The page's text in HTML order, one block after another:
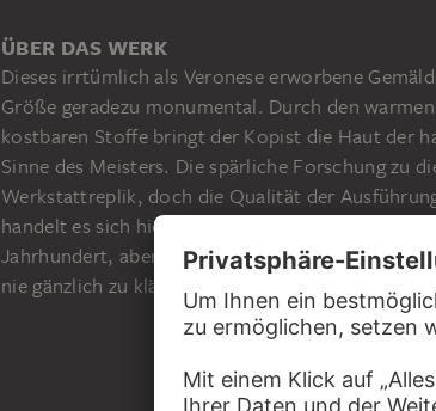
ÜBER DAS WERK
Dieses irrtümlich als Veronese erworbene
Größe geradezu monumental. Durch den
kostbaren Stoffe bringt der Kopist die Haut der
Sinne des Meisters. Die spärliche Forschung zu
Werkstattreplik, doch die Qualität der
handelt es sich hier doch um eine exakte Kopie
Jahrhundert, aber außerhalb der Werkstatt
nie gänzlich zu klären sein, wie so oft bei Kopien